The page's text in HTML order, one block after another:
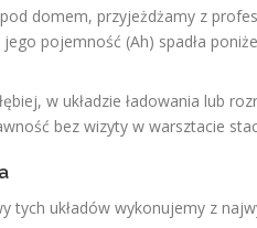
domem, przyjeżdżamy z
pojemność (Ah) spadła
w układzie ładowania lub
bez wizyty w warsztacie
układów wykonujemy z